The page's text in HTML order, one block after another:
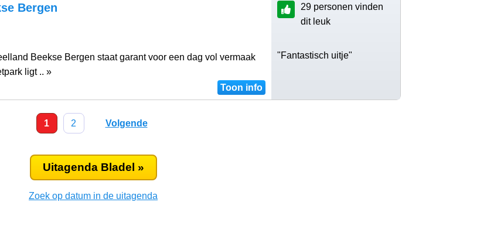
Bergen
Beekse Bergen staat garant voor een dag vol vermaak
ligt .. »
Toon info
29 personen vinden
dit leuk
"Fantastisch uitje"
1 2 Volgende
Uitagenda Bladel »
Zoek op datum in de uitagenda